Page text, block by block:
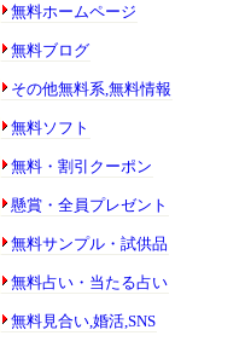
無料ホームページ
無料ブログ
その他無料系,無料情報
無料ソフト
無料・割引クーポン
懸賞・全員プレゼント
無料サンプル・試供品
無料占い・当たる占い
無料見合い,婚活,SNS